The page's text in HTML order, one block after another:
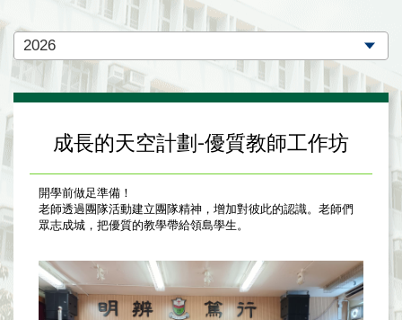
成長的天空計劃-優質教師工作坊
開學前做足準備！
老師透過團隊活動建立團隊精神，增加對彼此的認識。老師們
眾志成城，把優質的教學帶給領島學生。